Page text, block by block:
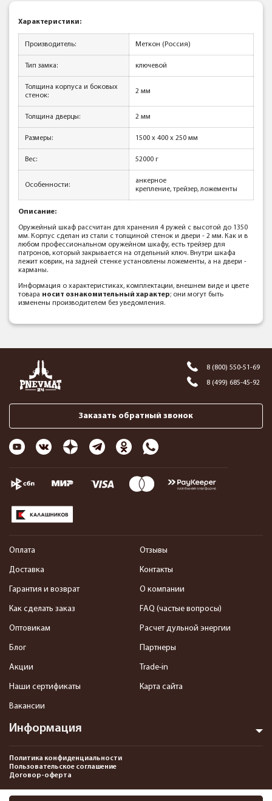
Характеристики:
Производитель: Меткон (Россия)
Тип замка: ключевой
Толщина корпуса и боковых
стенок:
2 мм
Толщина дверцы: 2 мм
Размеры: 1500 x 400 x 250 мм
Вес: 52000 г
Особенности:
анкерное
крепление, трейзер, ложементы
Описание:
Оружейный шкаф расcчитан для хранения 4 ружей с высотой до 1350
мм. Корпус сделан из стали с толщиной стенок и двери - 2 мм. Как и в
любом профессиональном оружейном шкафу, есть трейзер для
патронов, который закрывается на отдельный ключ. Внутри шкафа
лежит коврик, на задней стенке установлены ложементы, а на двери -
карманы.
Информация о характеристиках, комплектации, внешнем виде и цвете
товара носит ознакомительный характер; они могут быть
изменены производителем без уведомления.
8 (800) 550-51-69
8 (499) 685-45-92
Заказать обратный звонок
Информация
Оплата
Доставка
Гарантия и возврат
Как сделать заказ
Оптовикам
Блог
Акции
Наши сертификаты
Вакансии
Отзывы
Контакты
О компании
FAQ (частые вопросы)
Расчет дульной энергии
Партнеры
Trade-in
Карта сайта
Политика конфиденциальности
Пользовательское соглашение
Договор-оферта
2013-2026 Интернет-магазин пневматики, страйкбола и снаряжения–